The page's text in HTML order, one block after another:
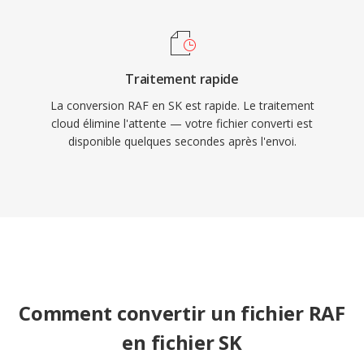
Traitement rapide
La conversion RAF en SK est rapide. Le traitement
cloud élimine l'attente — votre fichier converti est
disponible quelques secondes après l'envoi.
Comment convertir un fichier RAF
en fichier SK